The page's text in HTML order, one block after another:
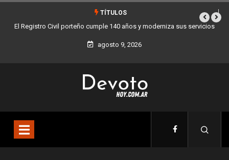
TÍTULOS
porteño cumple 140 años y moderniza sus servicios Buenos Aires sumó
agosto 9, 2026